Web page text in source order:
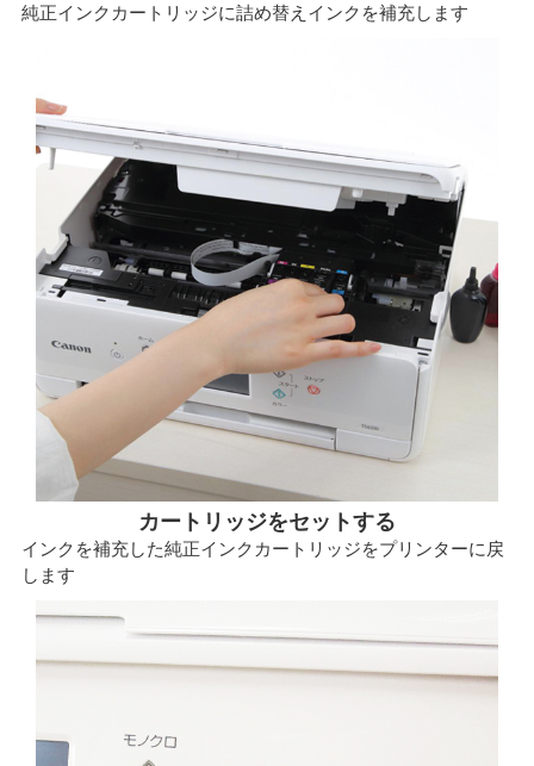
純正インクカートリッジに詰め替えインクを補充します
カートリッジをセットする
インクを補充した純正インクカートリッジをプリンターに戻
します